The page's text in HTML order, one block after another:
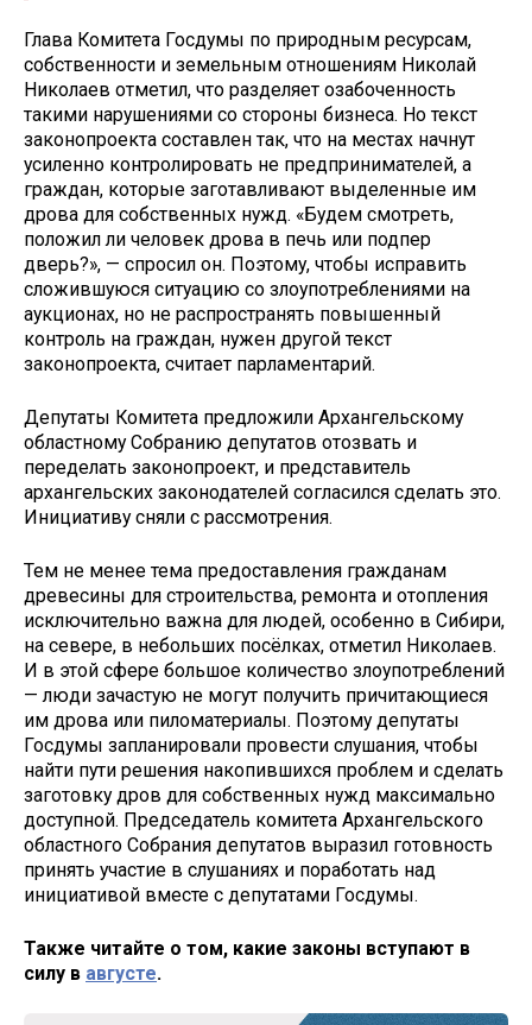
Глава Комитета Госдумы по природным ресурсам,
собственности и земельным отношениям Николай
Николаев отметил, что разделяет озабоченность
такими нарушениями со стороны бизнеса. Но текст
законопроекта составлен так, что на местах начнут
усиленно контролировать не предпринимателей, а
граждан, которые заготавливают выделенные им
дрова для собственных нужд. «Будем смотреть,
положил ли человек дрова в печь или подпер
дверь?», — спросил он. Поэтому, чтобы исправить
сложившуюся ситуацию со злоупотреблениями на
аукционах, но не распространять повышенный
контроль на граждан, нужен другой текст
законопроекта, считает парламентарий.
Депутаты Комитета предложили Архангельскому
областному Собранию депутатов отозвать и
переделать законопроект, и представитель
архангельских законодателей согласился сделать это.
Инициативу сняли с рассмотрения.
Тем не менее тема предоставления гражданам
древесины для строительства, ремонта и отопления
исключительно важна для людей, особенно в Сибири,
на севере, в небольших посёлках, отметил Николаев.
И в этой сфере большое количество злоупотреблений
— люди зачастую не могут получить причитающиеся
им дрова или пиломатериалы. Поэтому депутаты
Госдумы запланировали провести слушания, чтобы
найти пути решения накопившихся проблем и сделать
заготовку дров для собственных нужд максимально
доступной. Председатель комитета Архангельского
областного Собрания депутатов выразил готовность
принять участие в слушаниях и поработать над
инициативой вместе с депутатами Госдумы.
Также читайте о том, какие законы вступают в
силу в августе.